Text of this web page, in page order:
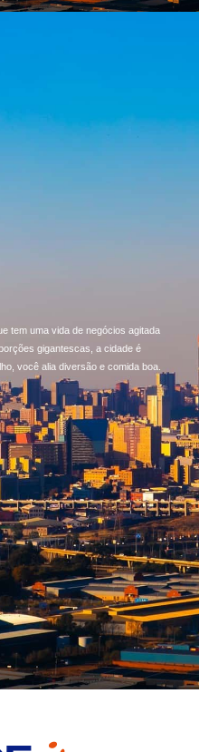
tem uma vida de negócios agitada
gigantescas, a cidade é
você alia diversão e comida boa.